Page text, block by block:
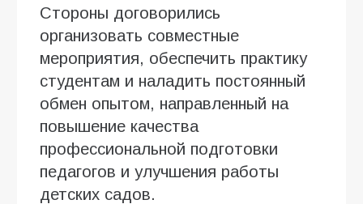
Стороны договорились
организовать совместные
мероприятия, обеспечить практику
студентам и наладить постоянный
обмен опытом, направленный на
повышение качества
профессиональной подготовки
педагогов и улучшения работы
детских садов.